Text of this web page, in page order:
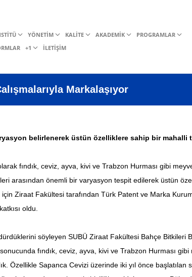
YÖNETİM KALİTE AKADEMİK
PROGRAMLAR
+1 İLETİŞİM
Markalaşıyor
belirlenerek üstün özelliklere sahip bir mahalli
fındık, ceviz, ayva, kivi ve Trabzon Hurması gibi
arasından önemli bir varyasyon tespit edilerek üstün
Ziraat Fakültesi tarafından Türk Patent ve Marka
oldu.
söyleyen SUBÜ Ziraat Fakültesi Bahçe Bitkileri
fındık, ceviz, ayva, kivi ve Trabzon Hurması
Özellikle Sapanca Cevizi üzerinde iki yıl önce başlatılan